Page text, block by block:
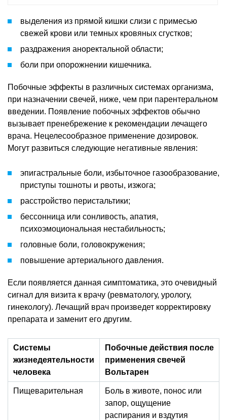
выделения из прямой кишки слизи с примесью
свежей крови или темных кровяных сгустков;
раздражения аноректальной области;
боли при опорожнении кишечника.
Побочные эффекты в различных системах организма,
при назначении свечей, ниже, чем при парентеральном
введении. Появление побочных эффектов обычно
вызывает пренебрежение к рекомендации лечащего
врача. Нецелесообразное применение дозировок.
Могут развиться следующие негативные явления:
эпигастральные боли, избыточное газообразование,
приступы тошноты и рвоты, изжога;
расстройство перистальтики;
бессонница или сонливость, апатия,
психоэмоциональная нестабильность;
головные боли, головокружения;
повышение артериального давления.
Если появляется данная симптоматика, это очевидный
сигнал для визита к врачу (ревматологу, урологу,
гинекологу). Лечащий врач произведет корректировку
препарата и заменит его другим.
Системы
жизнедеятельности
человека
Побочные действия после
применения свечей
Вольтарен
Пищеварительная
Боль в животе, понос или
запор, ощущение
распирания и вздутия